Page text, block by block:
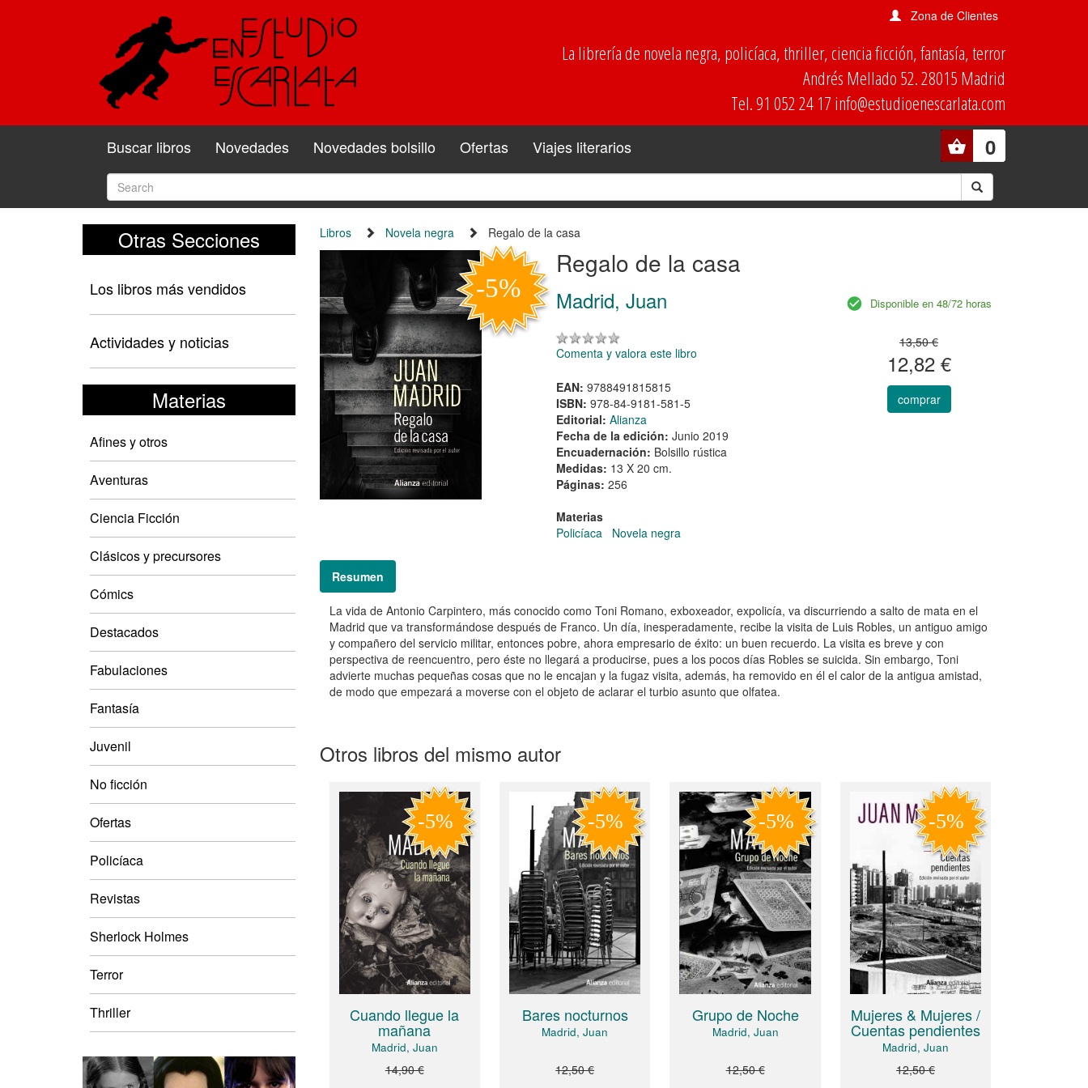
Zona de Clientes
La librería de novela negra, policíaca, thriller, ciencia ficción, fantasía, terror
Andrés Mellado 52. 28015 Madrid
Tel. 91 052 24 17 info@estudioenescarlata.com
0
Buscar libros Novedades Novedades bolsillo Ofertas Viajes literarios
Otras Secciones
Los libros más vendidos
Actividades y noticias
Materias
Afines y otros
Aventuras
Ciencia Ficción
Clásicos y precursores
Cómics
Destacados
Fabulaciones
Fantasía
Juvenil
No ficción
Ofertas
Policíaca
Revistas
Sherlock Holmes
Terror
Thriller
Libros Novela negra Regalo de la casa
Regalo de la casa
Madrid, Juan
Comenta y valora este libro
EAN: 9788491815815
ISBN: 978-84-9181-581-5
Editorial: Alianza
Fecha de la edición: Junio 2019
Encuadernación: Bolsillo rústica
Medidas: 13 X 20 cm.
Páginas: 256
Materias
Policíaca
Novela negra
Disponible en 48/72 horas
13,50 €
12,82 €
comprar
Resumen
La vida de Antonio Carpintero, más conocido como Toni Romano, exboxeador, expolicía, va discurriendo a salto de mata en el
Madrid que va transformándose después de Franco. Un día, inesperadamente, recibe la visita de Luis Robles, un antiguo amigo
y compañero del servicio militar, entonces pobre, ahora empresario de éxito: un buen recuerdo. La visita es breve y con
perspectiva de reencuentro, pero éste no llegará a producirse, pues a los pocos días Robles se suicida. Sin embargo, Toni
advierte muchas pequeñas cosas que no le encajan y la fugaz visita, además, ha removido en él el calor de la antigua amistad,
de modo que empezará a moverse con el objeto de aclarar el turbio asunto que olfatea.
Otros libros del mismo autor
Cuando llegue la
mañana
Madrid, Juan
14,90 €
Bares nocturnos
Madrid, Juan
12,50 €
Grupo de Noche
Madrid, Juan
12,50 €
Mujeres & Mujeres /
Cuentas pendientes
Madrid, Juan
12,50 €